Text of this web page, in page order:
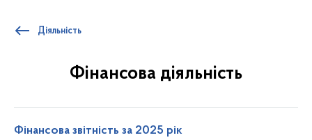
Діяльність
Фінансова діяльність
Фінансова звітність за 2025 рік